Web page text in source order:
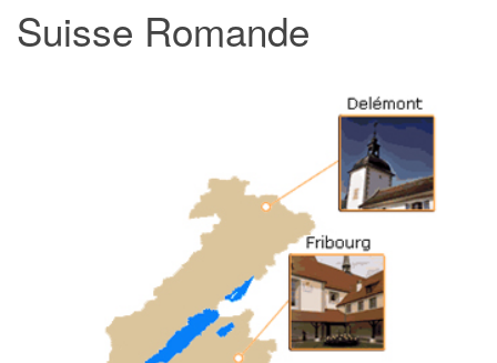
Suisse Romande